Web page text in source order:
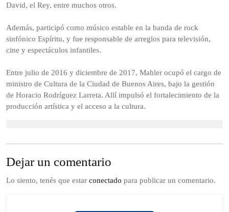
David, el Rey, entre muchos otros.
Además, participó como músico estable en la banda de rock
sinfónico Espíritu, y fue responsable de arreglos para televisión,
cine y espectáculos infantiles.
Entre julio de 2016 y diciembre de 2017, Mahler ocupó el cargo de
ministro de Cultura de la Ciudad de Buenos Aires, bajo la gestión
de Horacio Rodríguez Larreta. Allí impulsó el fortalecimiento de la
producción artística y el acceso a la cultura.
Dejar un comentario
Lo siento, tenés que estar conectado para publicar un comentario.